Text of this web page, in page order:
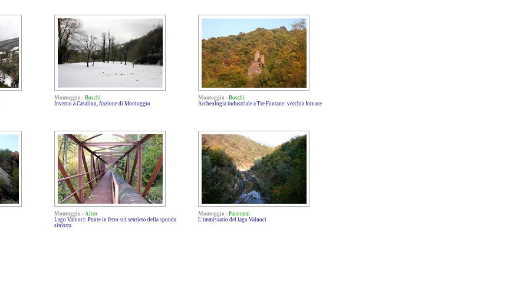
Montoggio - Boschi
Inverno a Casalino, frazione di Montoggio
Montoggio - Boschi
Archeologia industriale a Tre Fontane: vecchia fornace
Montoggio - Altro
Lago Valnoci: Ponte in ferro sul sentiero della sponda
sinistra
Montoggio - Panorami
L’immissario del lago Valnoci